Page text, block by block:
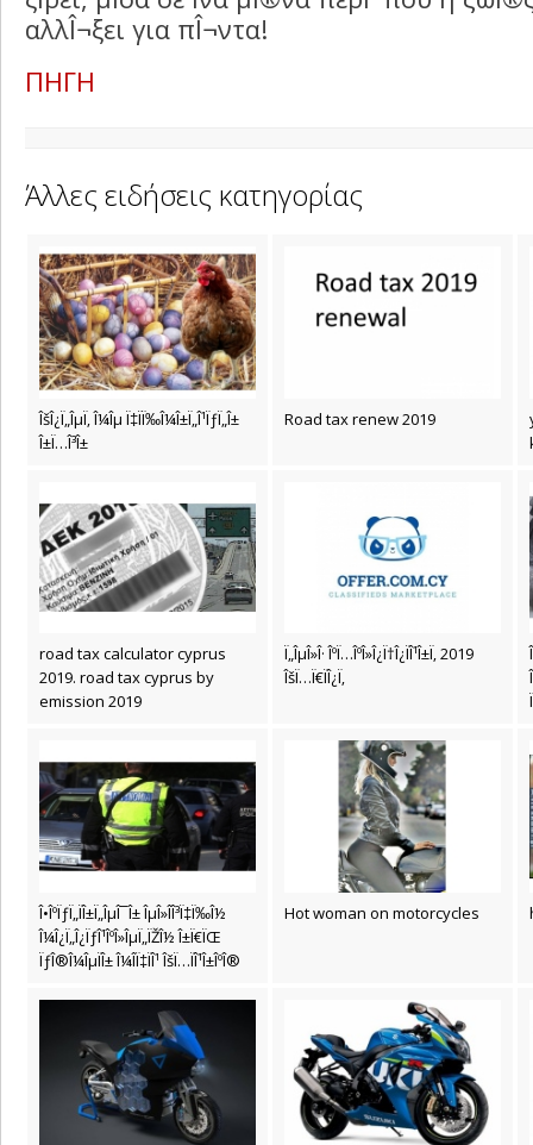
αλλÎ¬ξει για πÎ¬ντα!
ΠΗΓΗ
Άλλες ειδήσεις κατηγορίας
ÎšÎ¿Ï„ÎµÏ‚ Î¼Îµ Ï‡ÏÏ‰Î¼Î±Ï„Î¹ÏƒÏ„Î±
Î±Ï…Î³Î±
Road tax renew 2019
road tax calculator cyprus
2019. road tax cyprus by
emission 2019
Ï„ÎµÎ»Î· ÎºÏ…ÎºÎ»Î¿Ï†Î¿ÏÎ¹Î±Ï‚ 2019
ÎšÏ…Ï€ÏÎ¿Ï‚
Î•ÎºÏƒÏ„ÏÎ±Ï„ÎµÎ¯Î± ÎµÎ»Î­Î³Ï‡Ï‰Î½
Î¼Î¿Ï„Î¿ÏƒÎ¹ÎºÎ»ÎµÏ„ÏŽÎ½ Î±Ï€ÏŒ
ÏƒÎ®Î¼ÎµÏÎ± Î¼Î­Ï‡ÏÎ¹ ÎšÏ…ÏÎ¹Î±ÎºÎ®
Hot woman on motorcycles